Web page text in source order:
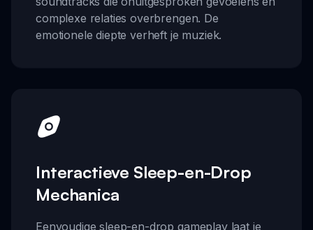
complexe relaties overbrengen. De
emotionele diepte verheft je muziek.
Interactieve Sleep-en-Drop
Mechanica
Eenvoudige sleep-en-drop gameplay laat je